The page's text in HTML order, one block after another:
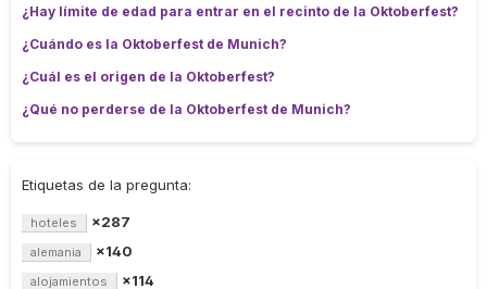
¿Hay límite de edad para entrar en el recinto de la Oktoberfest?
¿Cuándo es la Oktoberfest de Munich?
¿Cuál es el origen de la Oktoberfest?
¿Qué no perderse de la Oktoberfest de Munich?
Etiquetas de la pregunta:
hoteles ×287
alemania ×140
alojamientos ×114